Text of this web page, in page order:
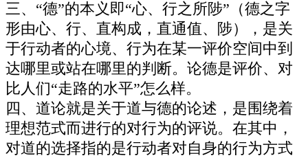
三、“德”的本义即“心、行之所陟”（德之字
形由心、行、直构成，直通值、陟），是关
于行动者的心境、行为在某一评价空间中到
达哪里或站在哪里的判断。论德是评价、对
比人们“走路的水平”怎么样。
四、道论就是关于道与德的论述，是围绕着
理想范式而进行的对行为的评说。在其中，
对道的选择指的是行动者对自身的行为方式